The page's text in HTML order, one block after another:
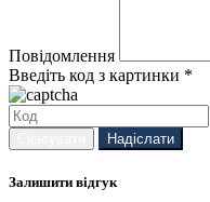
Повідомлення
Введіть код з картинки *
Надіслати
Залишити відгук